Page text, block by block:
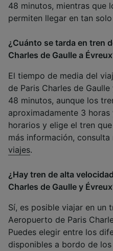
48 minutos, mientras que
permiten llegar en tan
¿Cuánto se tarda en tren
Charles de Gaulle a
El tiempo de media del
de Paris Charles de
48 minutos, aunque los
aproximadamente 3
horarios y elige el tren
más información, consulta
viajes.
¿Hay tren de alta
Charles de Gaulle y
Sí, es posible viajar en un
Aeropuerto de Paris
Puedes elegir entre los
disponibles a bordo de